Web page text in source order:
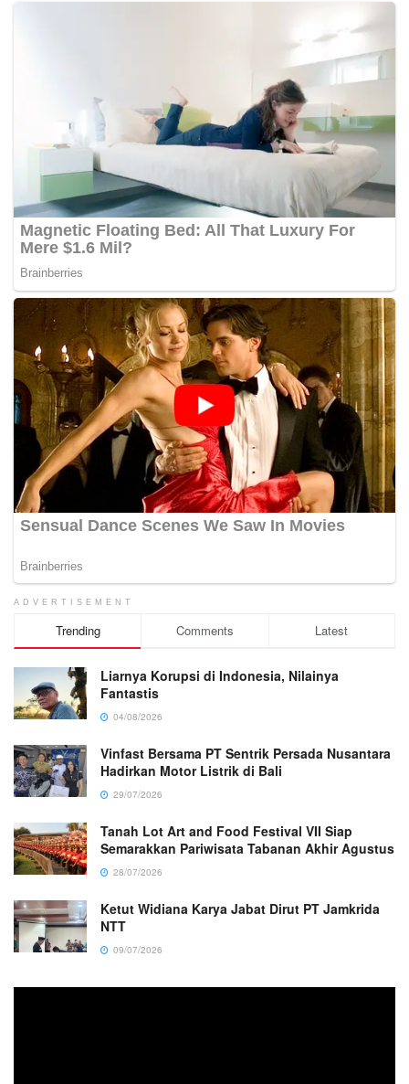
ADVERTISEMENT
Trending Comments Latest
Liarnya Korupsi di Indonesia, Nilainya
Fantastis
04/08/2026
Vinfast Bersama PT Sentrik Persada Nusantara
Hadirkan Motor Listrik di Bali
29/07/2026
Tanah Lot Art and Food Festival VII Siap
Semarakkan Pariwisata Tabanan Akhir Agustus
28/07/2026
Ketut Widiana Karya Jabat Dirut PT Jamkrida
NTT
09/07/2026